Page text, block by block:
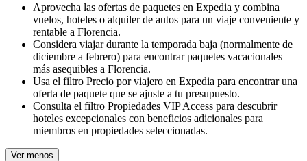
Aprovecha las ofertas de paquetes en Expedia y combina
vuelos, hoteles o alquiler de autos para un viaje conveniente y
rentable a Florencia.
Considera viajar durante la temporada baja (normalmente de
diciembre a febrero) para encontrar paquetes vacacionales
más asequibles a Florencia.
Usa el filtro Precio por viajero en Expedia para encontrar una
oferta de paquete que se ajuste a tu presupuesto.
Consulta el filtro Propiedades VIP Access para descubrir
hoteles excepcionales con beneficios adicionales para
miembros en propiedades seleccionadas.
Ver menos